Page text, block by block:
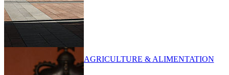
AGRICULTURE & ALIMENTATION